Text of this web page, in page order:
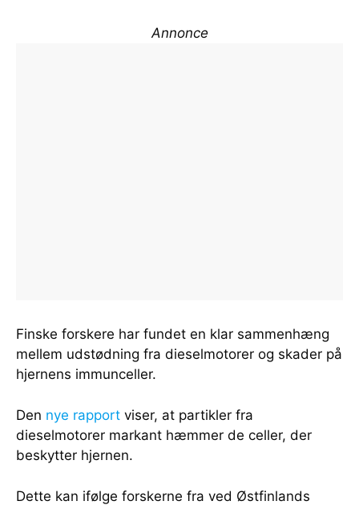
Annonce
Finske forskere har fundet en klar sammenhæng
mellem udstødning fra dieselmotorer og skader på
hjernens immunceller.
Den nye rapport viser, at partikler fra
dieselmotorer markant hæmmer de celler, der
beskytter hjernen.
Dette kan ifølge forskerne fra ved Østfinlands